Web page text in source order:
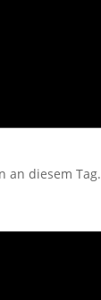
an diesem Tag.